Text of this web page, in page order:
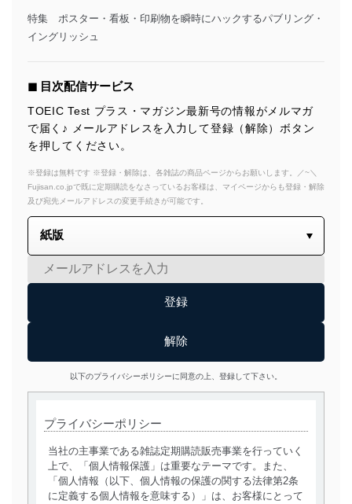
特集 ポスター・看板・印刷物を瞬時にハックするパブリング・
イングリッシュ
◼︎ 目次配信サービス
TOEIC Test プラス・マガジン最新号の情報がメルマガ
で届く♪ メールアドレスを入力して登録（解除）ボタン
を押してください。
※登録は無料です ※登録・解除は、各雑誌の商品ページからお願いします。／~＼
Fujisan.co.jpで既に定期購読をなさっているお客様は、マイページからも登録・解除
及び宛先メールアドレスの変更手続きが可能です。
以下のプライバシーポリシーに同意の上、登録して下さい。
プライバシーポリシー
当社の主事業である雑誌定期購読販売事業を行っていく
上で、「個人情報保護」は重要なテーマです。また、
「個人情報（以下、個人情報の保護の関する法律第2条
に定義する個人情報を意味する）」は、お客様にとって